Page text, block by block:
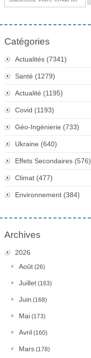
Catégories
Actualités (7341)
Santé (1279)
Actualité (1195)
Covid (1193)
Géo-Ingénierie (733)
Ukraine (640)
Effets Secondaires (576)
Climat (477)
Environnement (384)
Archives
2026
Août (26)
Juillet (163)
Juin (168)
Mai (173)
Avril (160)
Mars (178)